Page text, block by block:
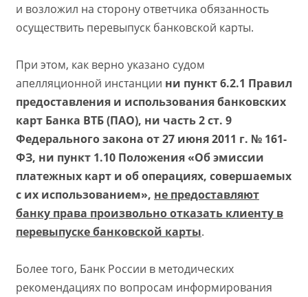
и возложил на сторону ответчика обязанность
осуществить перевыпуск банковской карты.
При этом, как верно указано судом
апелляционной инстанции ни пункт 6.2.1 Правил
предоставления и использования банковских
карт Банка ВТБ (ПАО), ни часть 2 ст. 9
Федерального закона от 27 июня 2011 г. № 161-
ФЗ, ни пункт 1.10 Положения «Об эмиссии
платежных карт и об операциях, совершаемых
с их использованием», не предоставляют
банку права произвольно отказать клиенту в
перевыпуске банковской карты.
Более того, Банк России в методических
рекомендациях по вопросам информирования